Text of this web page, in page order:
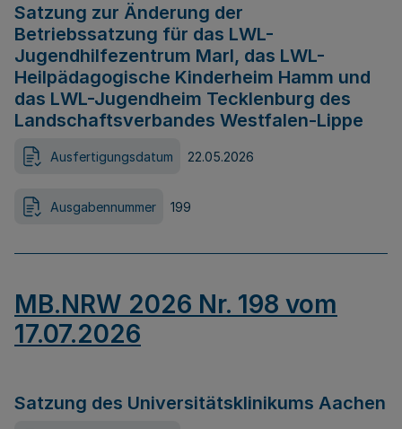
Satzung zur Änderung der
Betriebssatzung für das LWL-
Jugendhilfezentrum Marl, das LWL-
Heilpädagogische Kinderheim Hamm und
das LWL-Jugendheim Tecklenburg des
Landschaftsverbandes Westfalen-Lippe
Ausfertigungsdatum 22.05.2026
Ausgabennummer 199
MB.NRW 2026 Nr. 198 vom
17.07.2026
Satzung des Universitätsklinikums Aachen